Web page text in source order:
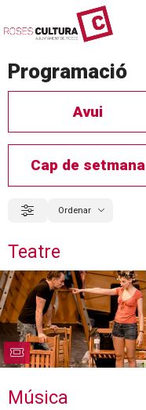
Programació
Avui
Cap de setmana
Filtrar Ordenar
Teatre
Música